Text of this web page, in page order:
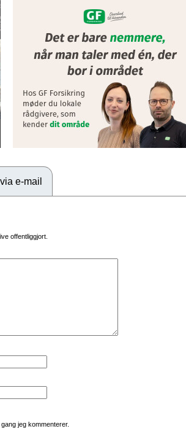
e-mail
offentliggjort.
jeg kommenterer.